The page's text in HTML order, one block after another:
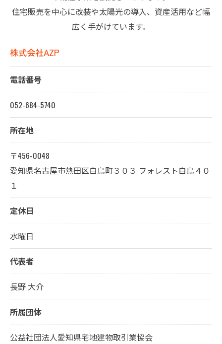
住宅販売を中心に改装や太陽光の導入、資産活用など幅
広く手がけています。
株式会社AZP
電話番号
052-684-5740
所在地
〒456-0048
愛知県名古屋市熱田区白鳥町３０３ フォレスト白鳥４０
１
定休日
水曜日
代表者
長野 大介
所属団体
公益社団法人愛知県宅地建物取引業協会